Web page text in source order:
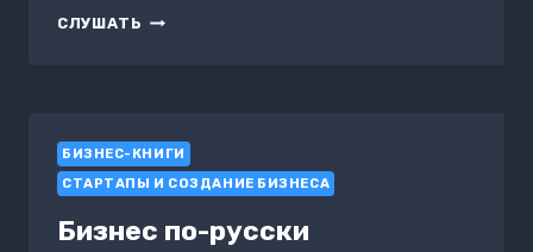
СЛУШАТЬ ОРГАНИЗАЦИЯ
5-
8
БИЗНЕС-КНИГИ
СТАРТАПЫ И СОЗДАНИЕ БИЗНЕСА
Бизнес по-русски